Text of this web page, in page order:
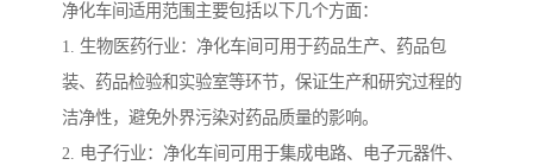
净化车间适用范围主要包括以下几个方面：
1. 生物医药行业：净化车间可用于药品生产、药品包
装、药品检验和实验室等环节，保证生产和研究过程的
洁净性，避免外界污染对药品质量的影响。
2. 电子行业：净化车间可用于集成电路、电子元器件、